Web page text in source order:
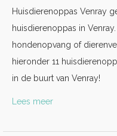
Huisdierenoppas Venray
huisdierenoppas in
hondenopvang of
hieronder 11
in de buurt van Venray!
Lees meer